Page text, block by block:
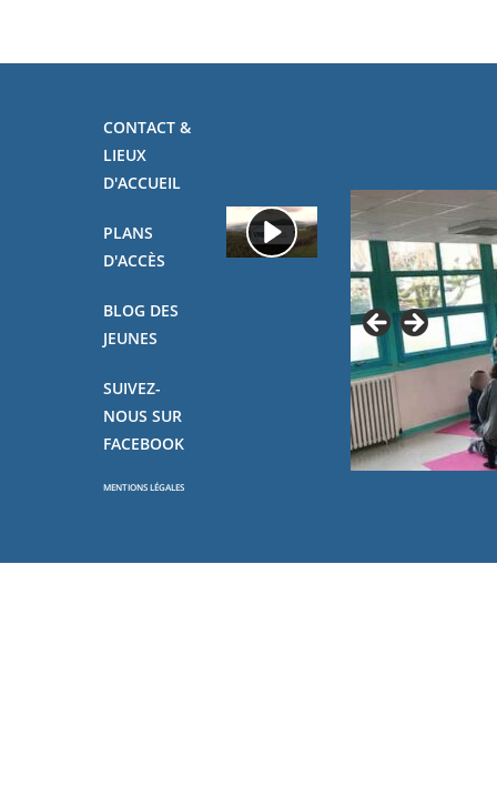
CONTACT &
LIEUX
D'ACCUEIL
PLANS
D'ACCÈS
BLOG DES
JEUNES
SUIVEZ-
NOUS SUR
FACEBOOK
MENTIONS LÉGALES